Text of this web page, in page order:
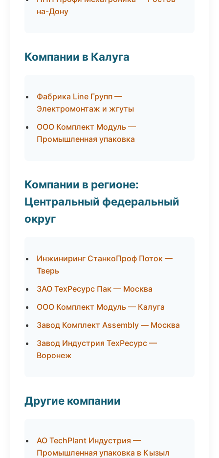
на-Дону
Компании в Калуга
Фабрика Line Групп —
Электромонтаж и жгуты
ООО Комплект Модуль —
Промышленная упаковка
Компании в регионе:
Центральный федеральный
округ
Инжиниринг СтанкоПроф Поток —
Тверь
ЗАО ТехРесурс Пак — Москва
ООО Комплект Модуль — Калуга
Завод Комплект Assembly — Москва
Завод Индустрия ТехРесурс —
Воронеж
Другие компании
АО TechPlant Индустрия —
Промышленная упаковка в Кызыл